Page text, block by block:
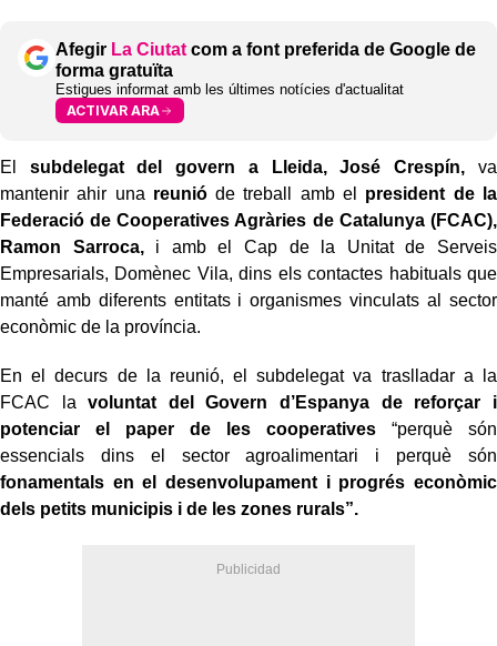
Afegir La Ciutat com a font preferida de Google de
forma gratuïta
Estigues informat amb les últimes notícies d'actualitat
ACTIVAR ARA
El subdelegat del govern a Lleida, José Crespín, va
mantenir ahir una reunióde treball amb el president de la
Federació de Cooperatives Agràries de Catalunya (FCAC),
Ramon Sarroca,i amb el Cap de la Unitat de Serveis
Empresarials, Domènec Vila, dins els contactes habituals que
manté amb diferents entitats i organismes vinculats al sector
econòmic de la província.
En el decurs de la reunió, el subdelegat va traslladar a la
FCAC lavoluntat del Govern d’Espanya de reforçar i
potenciar el paper de les cooperatives“perquè són
essencials dins el sector agroalimentari i perquè són
fonamentals en el desenvolupament i progrés econòmic
dels petits municipis i de les zones rurals”.